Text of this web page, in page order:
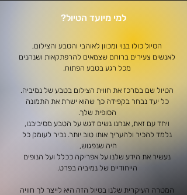
למי מיועד הטיול?
הטיול כולו בנוי ומכוון לאוהבי והטבע והצילום,
לאנשים צעירים ברוחם שצמאים להרפתקאות ושנהנים
מכל רגע בטבע הפתוח.
הטיול שם במרכז את חווית הצילום בטבע של נמיביה.
כל יעד נבחר בקפידה כך שהוא ישרת את התמונה
הסופית שלך.
ויחד עם זאת, אנחנו נשים דגש על הטבע מסיביבנו,
נלמד להכיר ולהעריך אותו טוב יותר. נכיר לעומק כל
חיה שנפגוש,
נעשיר את הידע שלנו על אפריקה ככלל ועל הנופים
הייחודיים של נמיביה בפרט.
המטרה העיקרית שלנו בטיול הזה היא לייצר לך חוויה